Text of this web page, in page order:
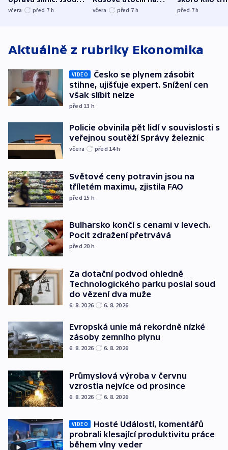
nenárokové, namítá
včera před 7 h
trh, hasiče či
včera před 7 h
indicie
před 7h
Aktuálně z rubriky Ekonomika
VIDEO
Česko se plynem zásobit
stihne, ujišťuje expert. Snížení cen
však slíbit nelze
před 13 h
Policie obvinila pět lidí v souvislosti s
veřejnou soutěží Správy železnic
včera před 14h
Světové ceny potravin jsou na
tříletém maximu, zjistila FAO
před 15 h
Bulharsko končí s cenami v levech.
Pocit zdražení přetrvává
před 20 h
Za dotační podvod ohledně
Technologického parku poslal soud
do vězení dva muže
6. 8. 2026 6. 8. 2026
Evropská unie má rekordně nízké
zásoby zemního plynu
6. 8. 2026 6. 8. 2026
Průmyslová výroba v červnu
vzrostla nejvíce od prosince
6. 8. 2026 6. 8. 2026
VIDEO
Hosté Událostí, komentářů
probrali klesající produktivitu práce
během vlny veder